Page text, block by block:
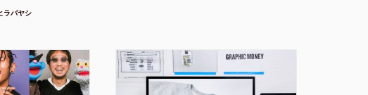
ラバヤシ